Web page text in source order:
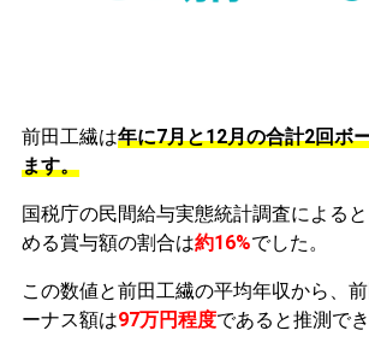
前田工繊は年に7月と12月の合計2回ボ
ます。
国税庁の民間給与実態統計調査による
める賞与額の割合は約16%でした。
この数値と前田工繊の平均年収から、
ーナス額は97万円程度であると推測でき